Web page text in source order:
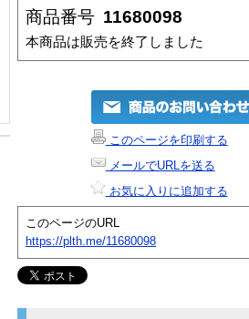
商品番号 11680098
本商品は販売を終了しました
このページを印刷する
メールでURLを送る
お気に入りに追加する
このページのURL
https://plth.me/11680098